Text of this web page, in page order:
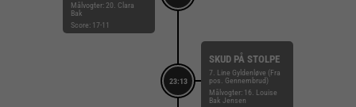
Målvogter: 20. Clara
Bak
Score: 17-11
23:13
SKUD PÅ STOLPE
7. Line Gyldenløve (Fra
pos. Gennembrud)
Målvogter: 16. Louise
Bak Jensen